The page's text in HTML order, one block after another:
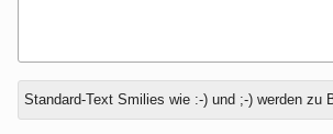
Antwort
zu
Standard-Text Smilies wie :-) und ;-) werden zu